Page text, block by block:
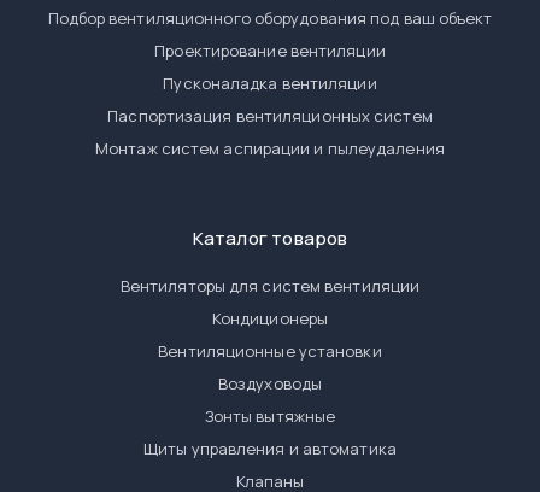
Подбор вентиляционного оборудования под ваш объект
Проектирование вентиляции
Пусконаладка вентиляции
Паспортизация вентиляционных систем
Монтаж систем аспирации и пылеудаления
Каталог товаров
Вентиляторы для систем вентиляции
Кондиционеры
Вентиляционные установки
Воздуховоды
Зонты вытяжные
Щиты управления и автоматика
Клапаны